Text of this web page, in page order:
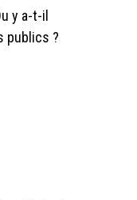
y a-t-il
publics ?